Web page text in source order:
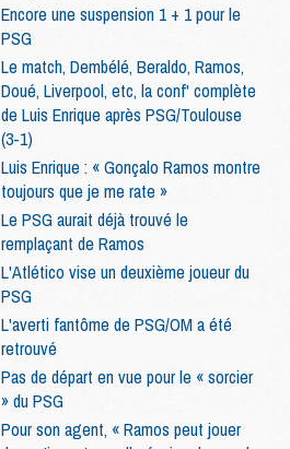
Encore une suspension 1 + 1 pour le
PSG
Le match, Dembélé, Beraldo, Ramos,
Doué, Liverpool, etc, la conf' complète
de Luis Enrique après PSG/Toulouse
(3-1)
Luis Enrique : « Gonçalo Ramos montre
toujours que je me rate »
Le PSG aurait déjà trouvé le
remplaçant de Ramos
L'Atlético vise un deuxième joueur du
PSG
L'averti fantôme de PSG/OM a été
retrouvé
Pas de départ en vue pour le « sorcier
» du PSG
Pour son agent, « Ramos peut jouer